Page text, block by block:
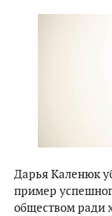
Дарья Каленюк
пример
обществом ради